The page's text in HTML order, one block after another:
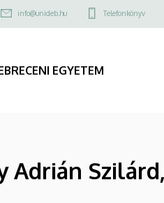
info@unideb.hu Telefonkönyv
EGYETEM
Adrián